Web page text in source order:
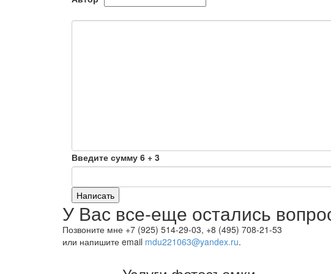
Введите сумму 6 + 3
Написать
У Вас все-еще остались
Позвоните мне +7 (925) 514-29-03, +8 (495) 708-21-53
или напишите email mdu221063@yandex.ru.